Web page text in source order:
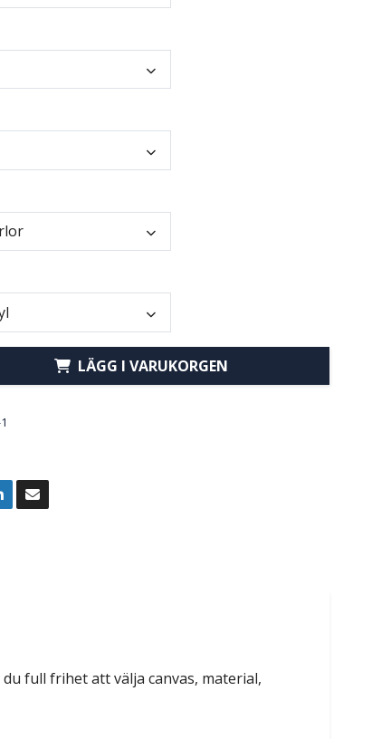
LÄGG I VARUKORGEN
full frihet att välja canvas, material,